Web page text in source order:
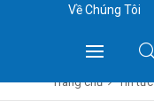
Về Chúng Tôi
Trang chủ Tin tức